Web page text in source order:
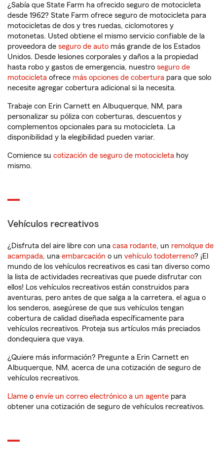
¿Sabía que State Farm ha ofrecido seguro de motocicleta
desde 1962? State Farm ofrece seguro de motocicleta para
motocicletas de dos y tres ruedas, ciclomotores y
motonetas. Usted obtiene el mismo servicio confiable de la
proveedora de seguro de auto más grande de los Estados
Unidos. Desde lesiones corporales y daños a la propiedad
hasta robo y gastos de emergencia, nuestro seguro de
motocicleta ofrece más opciones de cobertura para que solo
necesite agregar cobertura adicional si la necesita.
Trabaje con Erin Carnett en Albuquerque, NM, para
personalizar su póliza con coberturas, descuentos y
complementos opcionales para su motocicleta. La
disponibilidad y la elegibilidad pueden variar.
Comience su cotización de seguro de motocicleta hoy
mismo.
Vehículos recreativos
¿Disfruta del aire libre con una casa rodante, un remolque de
acampada, una embarcación o un vehículo todoterreno? ¡El
mundo de los vehículos recreativos es casi tan diverso como
la lista de actividades recreativas que puede disfrutar con
ellos! Los vehículos recreativos están construidos para
aventuras, pero antes de que salga a la carretera, el agua o
los senderos, asegúrese de que sus vehículos tengan
cobertura de calidad diseñada específicamente para
vehículos recreativos. Proteja sus artículos más preciados
dondequiera que vaya.
¿Quiere más información? Pregunte a Erin Carnett en
Albuquerque, NM, acerca de una cotización de seguro de
vehículos recreativos.
Llame o envíe un correo electrónico a un agente para
obtener una cotización de seguro de vehículos recreativos.